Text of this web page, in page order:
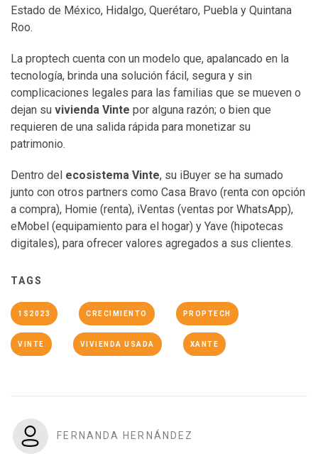
Estado de México, Hidalgo, Querétaro, Puebla y Quintana
Roo.
La proptech cuenta con un modelo que, apalancado en la
tecnología, brinda una solución fácil, segura y sin
complicaciones legales para las familias que se mueven o
dejan su vivienda Vinte por alguna razón; o bien que
requieren de una salida rápida para monetizar su
patrimonio.
Dentro del ecosistema Vinte, su iBuyer se ha sumado
junto con otros partners como Casa Bravo (renta con opción
a compra), Homie (renta), iVentas (ventas por WhatsApp),
eMobel (equipamiento para el hogar) y Yave (hipotecas
digitales), para ofrecer valores agregados a sus clientes.
TAGS
1S2023 CRECIMIENTO PROPTECH
VINTE VIVIENDA USADA XANTE
FERNANDA HERNÁNDEZ